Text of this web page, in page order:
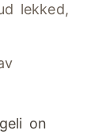
lekked,
on